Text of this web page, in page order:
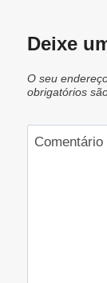
Deixe
O seu
obrigatórios
Comentário